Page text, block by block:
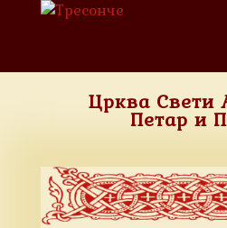
Црква Свети
Петар и